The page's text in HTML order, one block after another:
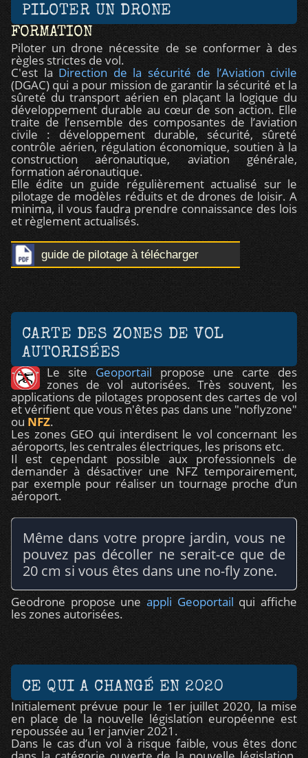
PILOTER UN DRONE
FORMATION
Piloter un drone nécessite de se conformer à des
règles strictes de vol.
C'est la Direction de la sécurité de l’Aviation civile
(DGAC) qui a pour mission de garantir la sécurité et la
sûreté du transport aérien en plaçant la logique du
développement durable au cœur de son action. Elle
traite de l’ensemble des composantes de l’aviation
civile : développement durable, sécurité, sûreté
contrôle aérien, régulation économique, soutien à la
construction aéronautique, aviation générale,
formation aéronautique.
Elle édite un guide régulièrement actualisé sur le
pilotage de modèles réduits et de drones de loisir. A
minima, il vous faudra prendre connaissance des lois
et règlement actualisés.
guide de pilotage à télécharger
CARTE DES ZONES DE VOL
AUTORISÉES
Le site Geoportail propose une carte des
zones de vol autorisées. Très souvent, les
applications de pilotages proposent des cartes de vol
et vérifient que vous n'êtes pas dans une "noflyzone"
ou NFZ.
Les zones GEO qui interdisent le vol concernant les
aéroports, les centrales électriques, les prisons etc.
Il est cependant possible aux professionnels de
demander à désactiver une NFZ temporairement,
par exemple pour réaliser un tournage proche d’un
aéroport.
Même dans votre propre jardin, vous ne
pouvez pas décoller ne serait-ce que de
20 cm si vous êtes dans une no-fly zone.
Geodrone propose une appli Geoportail qui affiche
les zones autorisées.
CE QUI A CHANGÉ EN 2020
Initialement prévue pour le 1er juillet 2020, la mise
en place de la nouvelle législation européenne est
repoussée au 1er janvier 2021.
Dans le cas d’un vol à risque faible, vous êtes donc